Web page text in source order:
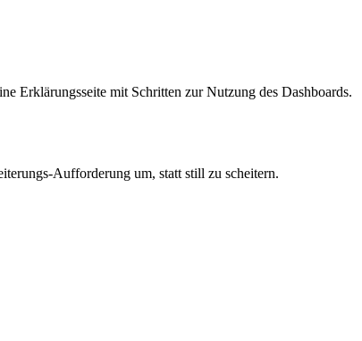
Erklärungsseite mit Schritten zur Nutzung des Dashboards.
Aufforderung um, statt still zu scheitern.